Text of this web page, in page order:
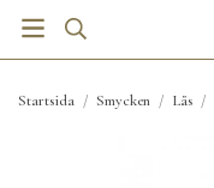
Startsida / Smycken / Lås /